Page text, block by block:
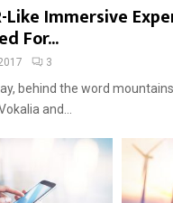
Like Immersive
For...
3
behind the word
and...